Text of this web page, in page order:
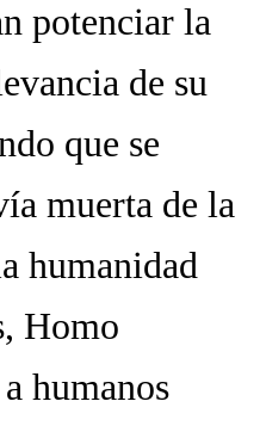
potenciar la
de su
que se
muerta de la
humanidad
Homo
humanos